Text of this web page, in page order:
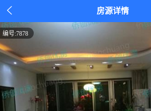
 房源详情
编号:7878